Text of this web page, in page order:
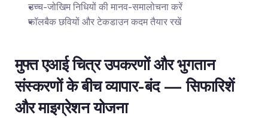
उच्च-जोखिम निधियों की मानव-समालोचना करें
फॉलबैक छवियों और टेकडाउन कदम तैयार रखें
मुफ्त एआई चित्र उपकरणों और भुगतान
संस्करणों के बीच व्यापार-बंद — सिफारिशें
और माइग्रेशन योजना